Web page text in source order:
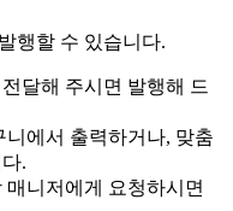
행할 수 있습니다.
달해 주시면 발행해 드
니에서 출력하거나, 맞춤
.
매니저에게 요청하시면